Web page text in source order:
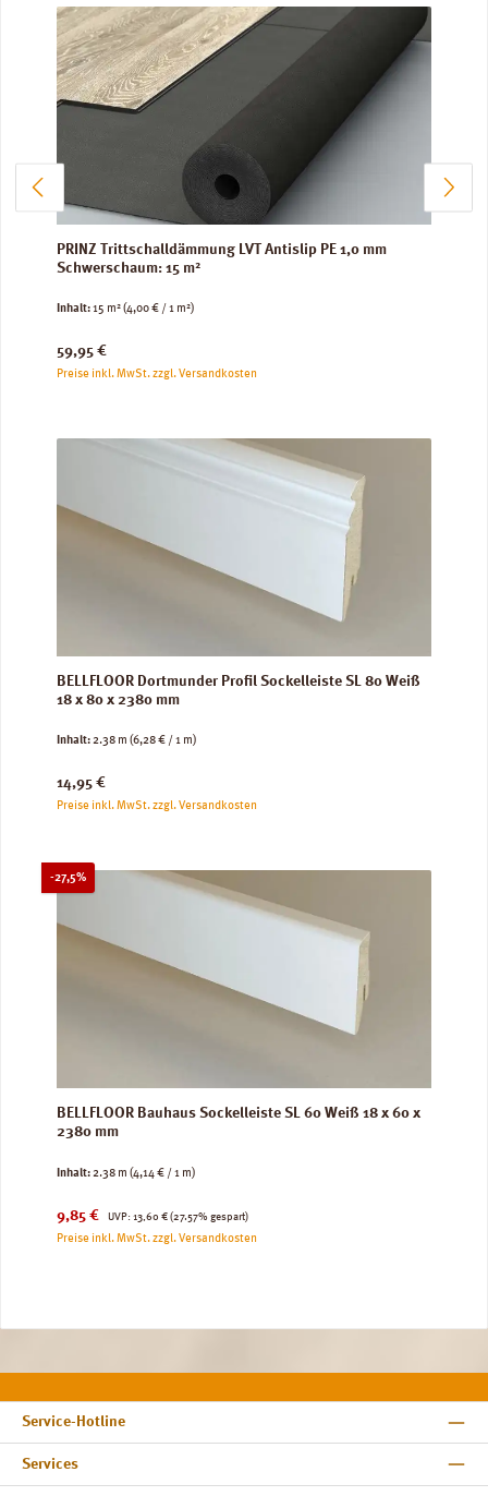
PRINZ Trittschalldämmung LVT Antislip PE 1,0 mm
Schwerschaum: 15 m²
Inhalt:15 m²(4,00 € / 1 m²)
Regulärer Preis:
59,95 €
Preise inkl. MwSt. zzgl. Versandkosten
BELLFLOOR Dortmunder Profil Sockelleiste SL 80 Weiß
18 x 80 x 2380 mm
Inhalt:2.38 m (6,28 € / 1 m)
Regulärer Preis:
14,95 €
Preise inkl. MwSt. zzgl. Versandkosten
-27,5%Rabatt
BELLFLOOR Bauhaus Sockelleiste SL 60 Weiß 18 x 60 x
2380 mm
Inhalt:2.38 m (4,14 € / 1 m)
Verkaufspreis:
9,85 € UVP:
Regulärer Preis:
13,60 € (27.57% gespart)
Preise inkl. MwSt. zzgl. Versandkosten
Service-Hotline
Services